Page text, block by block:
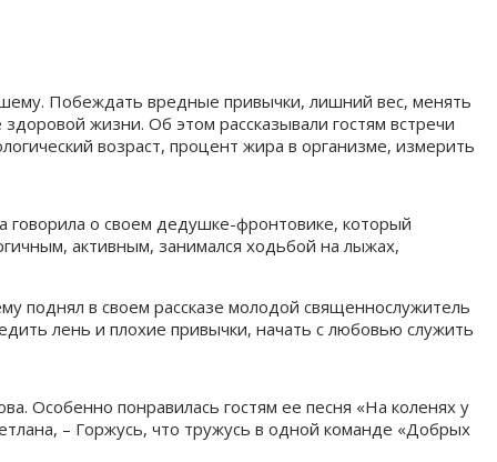
Побеждать вредные привычки, лишний вес, менять
жизни. Об этом рассказывали гостям встречи
возраст, процент жира в организме, измерить
говорила о своем дедушке-фронтовике, который
активным, занимался ходьбой на лыжах,
поднял в своем рассказе молодой священнослужитель
лень и плохие привычки, начать с любовью служить
Особенно понравилась гостям ее песня «На коленях у
– Горжусь, что тружусь в одной команде «Добрых